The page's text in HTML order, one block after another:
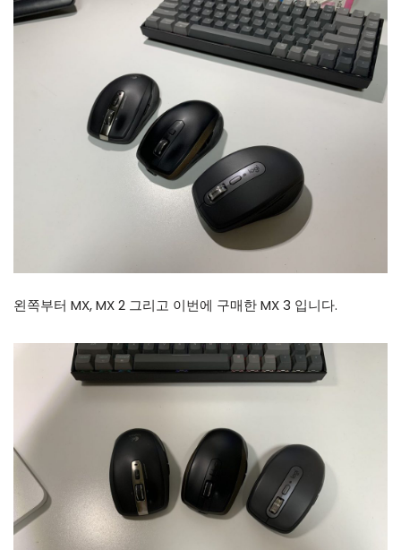
왼쪽부터 MX, MX 2 그리고 이번에 구매한 MX 3 입니다.